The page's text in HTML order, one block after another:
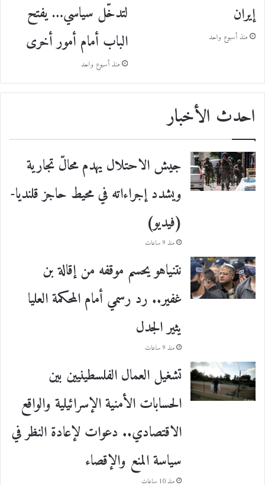
إيران
منذ أسبوع واحد
لتدخّل سياسي… يفتح
الباب أمام أمور أخرى
منذ أسبوع واحد
احدث الأخبار
جيش الاحتلال يهدم محالّ تجارية
ويشدد إجراءاته في محيط حاجز قلنديا-
(فيديو)
منذ 9 ساعات
نتنياهو يحسم موقفه من إقالة بن
غفير.. رد رسمي أمام المحكمة العليا
يثير الجدل
منذ 9 ساعات
تشغيل العمال الفلسطينيين بين
الحسابات الأمنية الإسرائيلية والواقع
الاقتصادي.. دعوات لإعادة النظر في
سياسة المنع والإقصاء
منذ 10 ساعات